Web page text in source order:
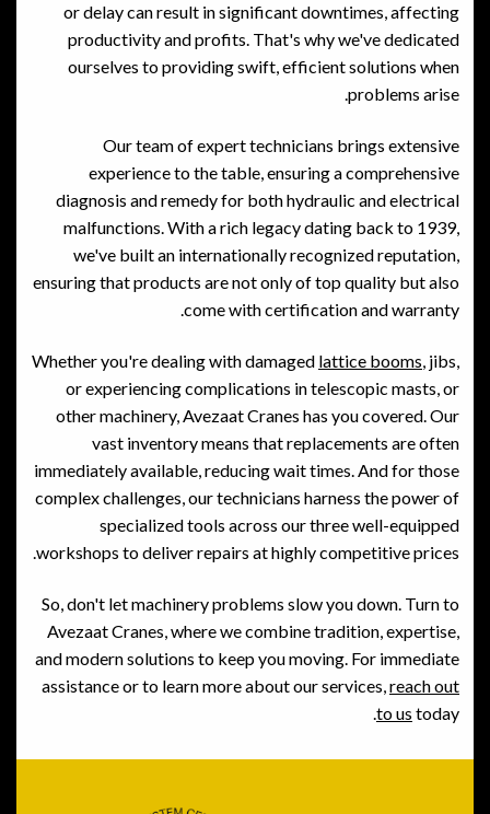
or delay can result in significant downtimes, affecting
productivity and profits. That's why we've dedicated
ourselves to providing swift, efficient solutions when
problems arise.
Our team of expert technicians brings extensive
experience to the table, ensuring a comprehensive
diagnosis and remedy for both hydraulic and electrical
malfunctions. With a rich legacy dating back to 1939,
we've built an internationally recognized reputation,
ensuring that products are not only of top quality but also
come with certification and warranty.
Whether you're dealing with damaged lattice booms, jibs,
or experiencing complications in telescopic masts, or
other machinery, Avezaat Cranes has you covered. Our
vast inventory means that replacements are often
immediately available, reducing wait times. And for those
complex challenges, our technicians harness the power of
specialized tools across our three well-equipped
workshops to deliver repairs at highly competitive prices.
So, don't let machinery problems slow you down. Turn to
Avezaat Cranes, where we combine tradition, expertise,
and modern solutions to keep you moving. For immediate
assistance or to learn more about our services,reach out
to us today.